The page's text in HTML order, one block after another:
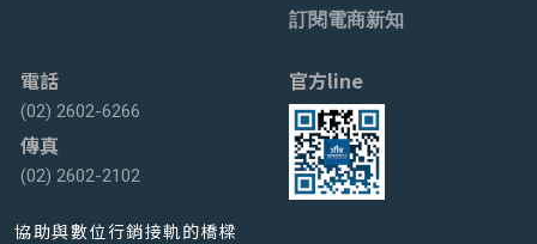
訂閱電商新知
電話
(02) 2602-6266
傳真
(02) 2602-2102
官方line
協助與數位行銷接軌的橋樑